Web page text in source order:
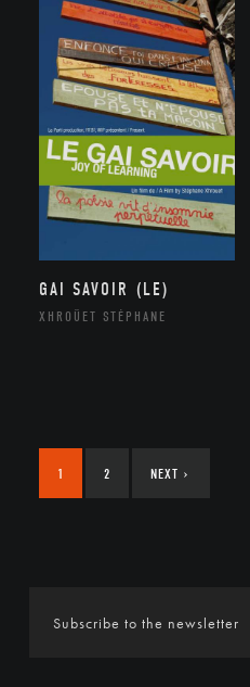
GAI SAVOIR (LE)
XHROÜET STÉPHANE
1 2 NEXT ›